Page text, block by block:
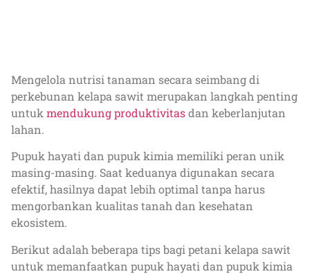
Mengelola nutrisi tanaman secara seimbang di
perkebunan kelapa sawit merupakan langkah penting
untuk mendukung produktivitasdan keberlanjutan
lahan.
Pupuk hayati dan pupuk kimia memiliki peran unik
masing-masing. Saat keduanya digunakan secara
efektif, hasilnya dapat lebih optimal tanpa harus
mengorbankan kualitas tanah dan kesehatan
ekosistem.
Berikut adalah beberapa tips bagi petani kelapa sawit
untuk memanfaatkan pupuk hayati dan pupuk kimia